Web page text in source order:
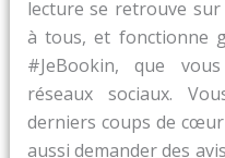
lecture se retrouve sur
à tous, et fonctionne
#JeBookin, que
réseaux sociaux.
derniers coups de
aussi demander des